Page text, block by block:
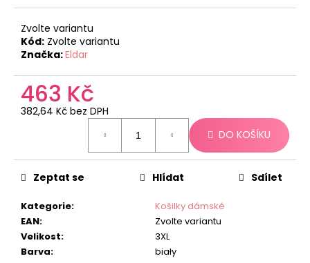
Zvolte variantu
Kód: Zvolte variantu
Značka:Eldar
463 Kč
382,64 Kč bez DPH
DO KOŠÍKU
Kategorie:
Košilky dámské
EAN:
Zvolte variantu
Velikost:
3XL
Barva: biały
Zeptat se Hlídat Sdílet
o
u
č
u
e
m